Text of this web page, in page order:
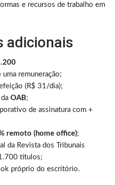
e recursos de trabalho em
adicionais
remuneração;
(R$ 31/dia);
da OAB;
de assinatura com +
remoto (home office);
da Revista dos Tribunais
títulos;
próprio do escritório.